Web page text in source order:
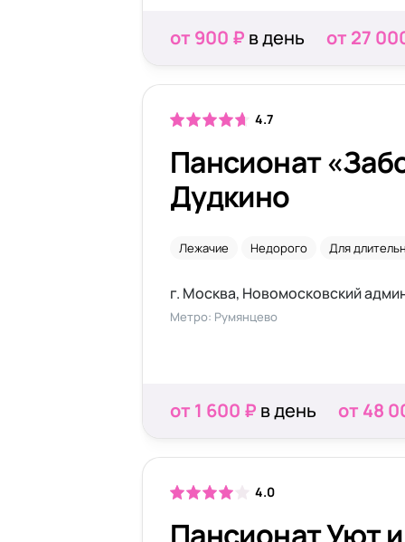
от 900 ₽ в день от 27
4.7
Пансионат
Дудкино
Лежачие Недорого Для
Метро: Румянцево
от 1 600 ₽ в день от 48
4.0